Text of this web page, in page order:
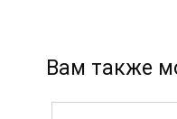
Вам также